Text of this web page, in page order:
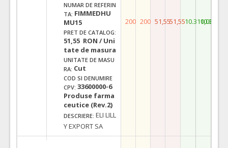
NUMAR DE REFERIN
TA: FIMMEDHU
MU15
PRET DE CATALOG:
51,55 RON / Uni
tate de masura
UNITATE DE MASU
RA: Cut
COD SI DENUMIRE
CPV: 33600000-6
Produse farma
ceutice (Rev.2)
DESCRIERE: ELI LILL
Y EXPORT SA
200 200 51,5551,5510.310,00